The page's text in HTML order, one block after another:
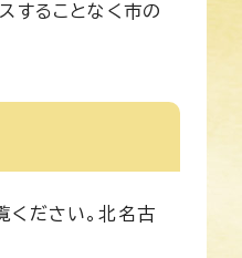
することなく市の
ください。北名古